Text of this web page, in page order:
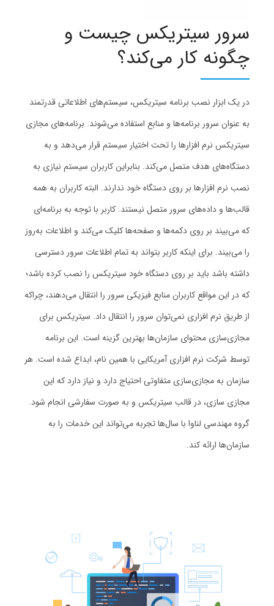
سرور سیتریکس چیست و
چگونه کار می‌کند؟
در یک ابزار نصب برنامه سیتریکس، سیستم‌های اطلاعاتی قدرتمند
به عنوان سرور برنامه‌ها و منابع استفاده می‌شوند. برنامه‌های مجازی
سیتریکس نرم افزارها را تحت اختیار سیستم قرار می‌دهد و به
دستگاه‌های هدف متصل می‌کند. بنابراین کاربران سیستم نیازی به
نصب نرم افزارها بر روی دستگاه خود ندارند. البته کاربران به همه
قالب‌ها و داده‌های سرور متصل نیستند. کاربر با توجه به برنامه‌ای
که می‌بیند بر روی دکمه‌ها و صفحه‌ها کلیک می‌کند و اطلاعات به‌روز
را می‌بیند. برای اینکه کاربر بتواند به تمام اطلاعات سرور دسترسی
داشته باشد باید بر روی دستگاه خود سیتریکس را نصب کرده باشد؛
که در این مواقع کاربران منابع فیزیکی سرور را انتقال می‌دهند، چراکه
از طریق نرم افزاری نمی‌توان سرور را انتقال داد. سیتریکس برای
مجازی‌سازی محتوای سازمان‌ها بهترین گزینه است. این برنامه
توسط شرکت نرم افزاری آمریکایی با همین نام، ابداع شده است. هر
سازمان به مجازی‌سازی متفاوتی احتیاج دارد و نیاز دارد که این
مجازی سازی، در قالب سیتریکس و به صورت سفارشی انجام شود.
گروه مهندسی لناوا با سال‌ها تجربه می‌تواند این خدمات را به
سازمان‌ها ارائه کند.